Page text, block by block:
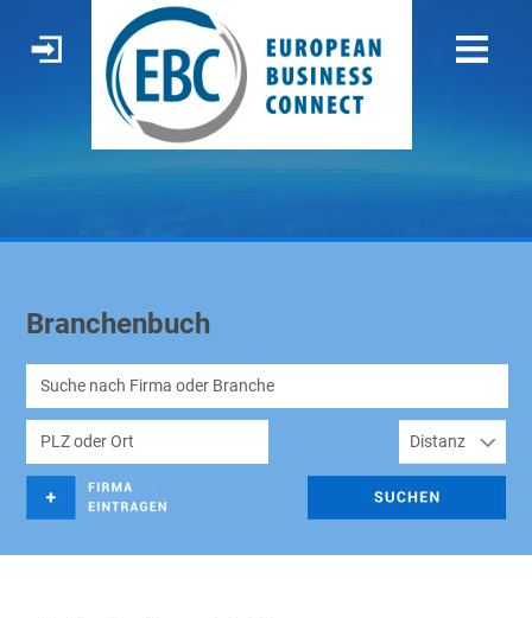
Branchenbuch